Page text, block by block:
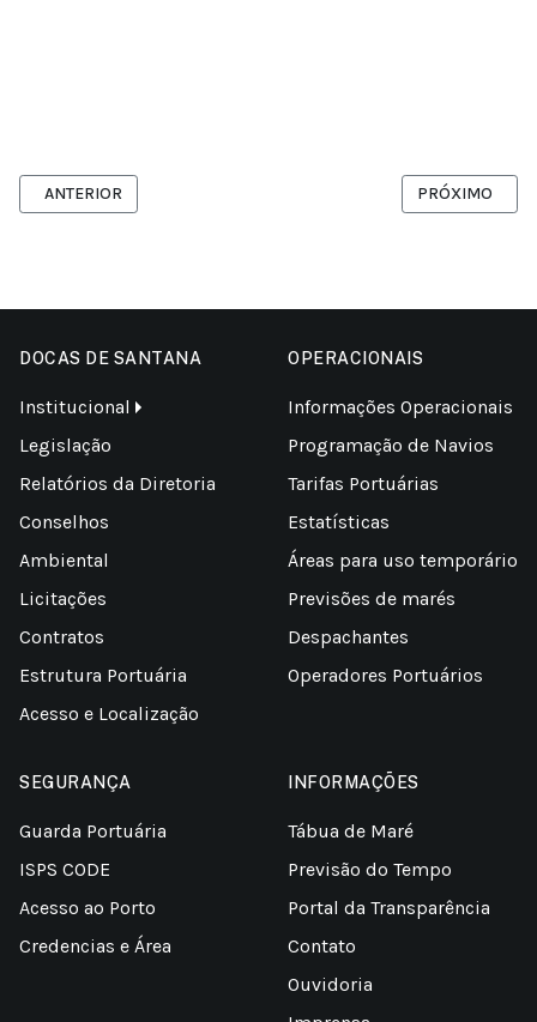
ARTIGO ANTERIOR: EXPORTAÇÃO DE SOJA DO BRASIL REGISTRA
ANTERIOR PRÓXIMO
PRÓXIMO
DOCAS DE SANTANA
Institucional
Legislação
Relatórios da Diretoria
Conselhos
Ambiental
Licitações
Contratos
Estrutura Portuária
Acesso e Localização
OPERACIONAIS
Informações Operacionais
Programação de Navios
Tarifas Portuárias
Estatísticas
Áreas para uso temporário
Previsões de marés
Despachantes
Operadores Portuários
SEGURANÇA
Guarda Portuária
ISPS CODE
Acesso ao Porto
Credencias e Área
INFORMAÇÕES
Tábua de Maré
Previsão do Tempo
Portal da Transparência
Contato
Ouvidoria